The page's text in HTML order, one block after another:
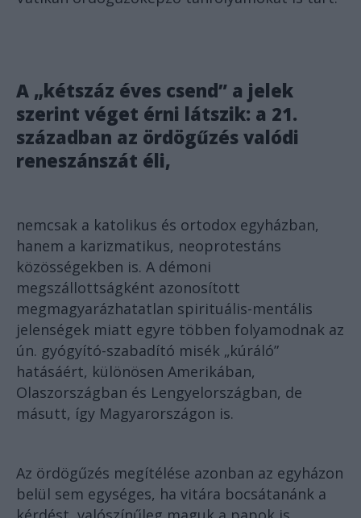
A „kétszáz éves csend” a jelek
szerint véget érni látszik: a 21.
században az ördögűzés valódi
reneszánszát éli,
nemcsak a katolikus és ortodox egyházban,
hanem a karizmatikus, neoprotestáns
közösségekben is. A démoni
megszállottságként azonosított
megmagyarázhatatlan spirituális-mentális
jelenségek miatt egyre többen folyamodnak az
ún. gyógyító-szabadító misék „kúráló”
hatásáért, különösen Amerikában,
Olaszországban és Lengyelországban, de
másutt, így Magyarországon is.
Az ördögűzés megítélése azonban az egyházon
belül sem egységes, ha vitára bocsátanánk a